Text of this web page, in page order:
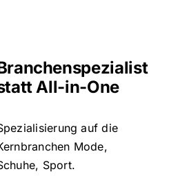
All-in-One
auf die
Mode,
Sport.